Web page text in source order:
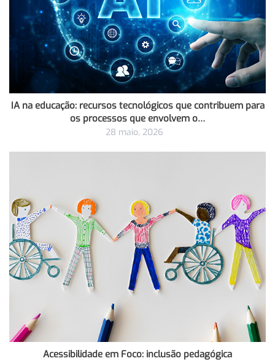
IA na educação: recursos tecnológicos que contribuem para
os processos que envolvem o…
28 maio, 2026
Acessibilidade em Foco: inclusão pedagógica